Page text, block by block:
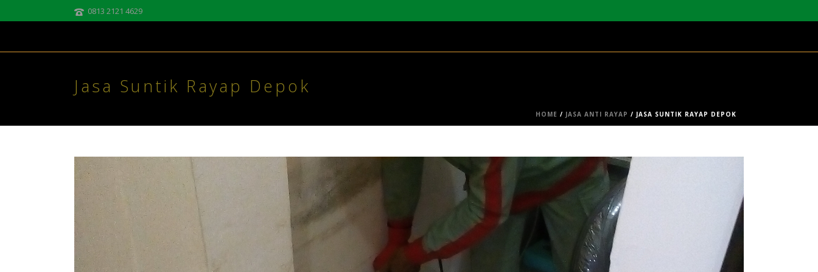
0813 2121 4629
Jasa Suntik Rayap Depok
HOME / JASA ANTI RAYAP / JASA SUNTIK RAYAP DEPOK